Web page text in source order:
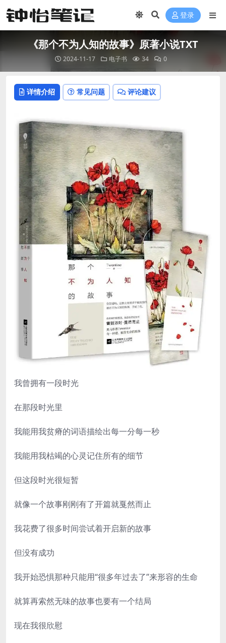
登录
《那个不为人知的故事》原著小说TXT
2024-11-17 电子书 34 0
详情介绍 常见问题 评论建议
我曾拥有一段时光
在那段时光里
我能用我贫瘠的词语描绘出每一分每一秒
我能用我枯竭的心灵记住所有的细节
但这段时光很短暂
就像一个故事刚刚有了开篇就戛然而止
我花费了很多时间尝试着开启新的故事
但没有成功
我开始恐惧那种只能用“很多年过去了”来形容的生命
就算再索然无味的故事也要有一个结局
现在我很欣慰